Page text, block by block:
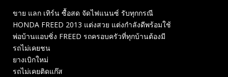
ขาย แลก เทิร์น ซื้อสด จัดไฟแนนซ์ รับทุกกรณี
HONDA FREED 2013 แต่งสวย แต่งกำลังดีพร้อมใช้
พ่อบ้านแอบซิ่ง FREED รถครอบครัวที่ทุกบ้านต้องมี
รถไม่เคยชน
ยางเบิกใหม่
รถไม่เคยติดแก๊ส